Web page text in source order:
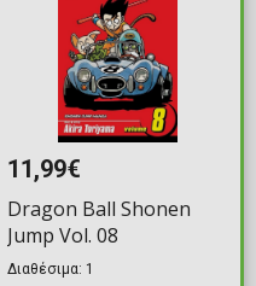
11,99€
Dragon Ball Shonen
Jump Vol. 08
Διαθέσιμα: 1